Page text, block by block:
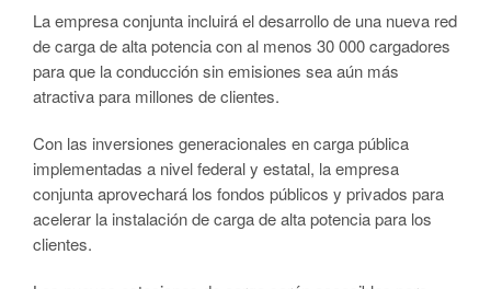
La empresa conjunta incluirá el desarrollo de una nueva red
de carga de alta potencia con al menos 30 000 cargadores
para que la conducción sin emisiones sea aún más
atractiva para millones de clientes.
Con las inversiones generacionales en carga pública
implementadas a nivel federal y estatal, la empresa
conjunta aprovechará los fondos públicos y privados para
acelerar la instalación de carga de alta potencia para los
clientes.